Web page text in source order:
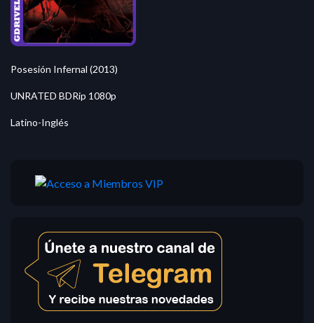
Posesión Infernal (2013)
UNRATED BDRip 1080p
Latino-Inglés